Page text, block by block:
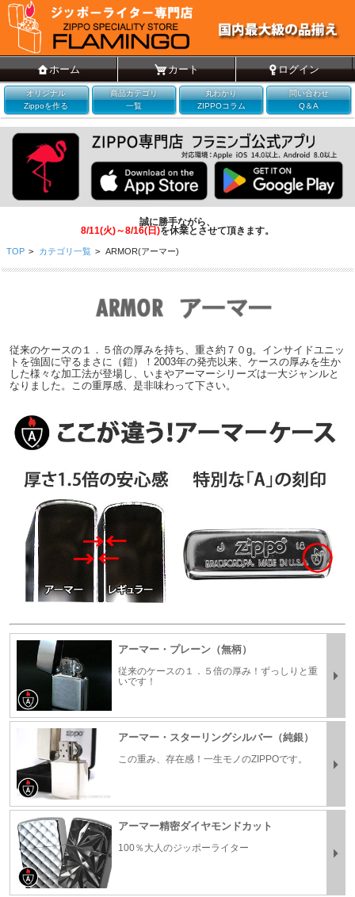
ホーム カート ログイン
オリジナル
Zippoを作る
商品カテゴリ
一覧
丸わかり
ZIPPOコラム
問い合わせ
Q＆A
誠に勝手ながら、
8/11(火)～8/16(日)を休業とさせて頂きます。
TOP > カテゴリ一覧 > ARMOR(アーマー)
従来のケースの１．５倍の厚みを持ち、重さ約７０g。インサイドユニッ
トを強固に守るまさに（鎧）！2003年の発売以来、ケースの厚みを生か
した様々な加工法が登場し、いまやアーマーシリーズは一大ジャンルと
なりました。この重厚感、是非味わって下さい。
アーマー・プレーン（無柄）
従来のケースの１．５倍の厚み！ずっしりと重
いです！
アーマー・スターリングシルバー（純銀）
この重み、存在感！一生モノのZIPPOです。
アーマー精密ダイヤモンドカット
100％大人のジッポーライター